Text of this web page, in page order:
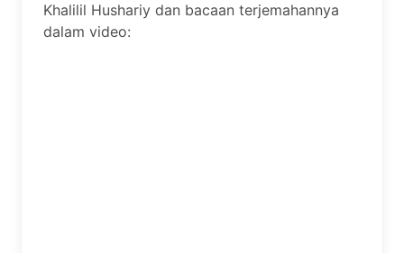
Khalilil Hushariy dan bacaan terjemahannya
dalam video: